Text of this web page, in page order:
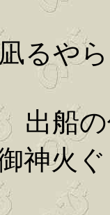
るやら
出船
神火